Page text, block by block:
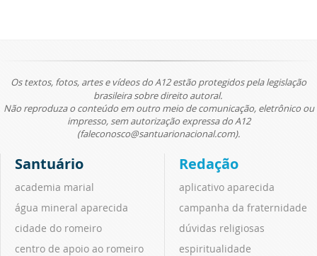
Os textos, fotos, artes e vídeos do A12 estão protegidos pela legislação
brasileira sobre direito autoral.
Não reproduza o conteúdo em outro meio de comunicação, eletrônico ou
impresso, sem autorização expressa do A12
(faleconosco@santuarionacional.com).
Santuário
academia marial
água mineral aparecida
cidade do romeiro
centro de apoio ao romeiro
Redação
aplicativo aparecida
campanha da fraternidade
dúvidas religiosas
espiritualidade